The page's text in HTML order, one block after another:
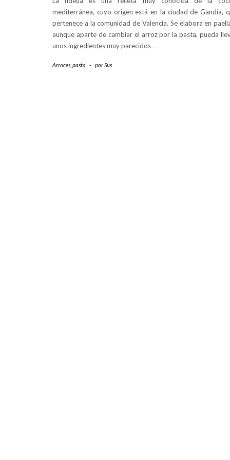
mediterránea, cuyo origen está en la ciudad de Gandía,
pertenece a la comunidad de Valencia. Se elabora en
aunque aparte de cambiar el arroz por la pasta, pueda
unos ingredientes muy parecidos …
Arroces, pasta - porSus